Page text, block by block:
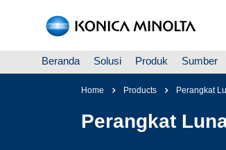
Beranda Solusi Produk Sumber
Home Products Perangkat
Perangkat